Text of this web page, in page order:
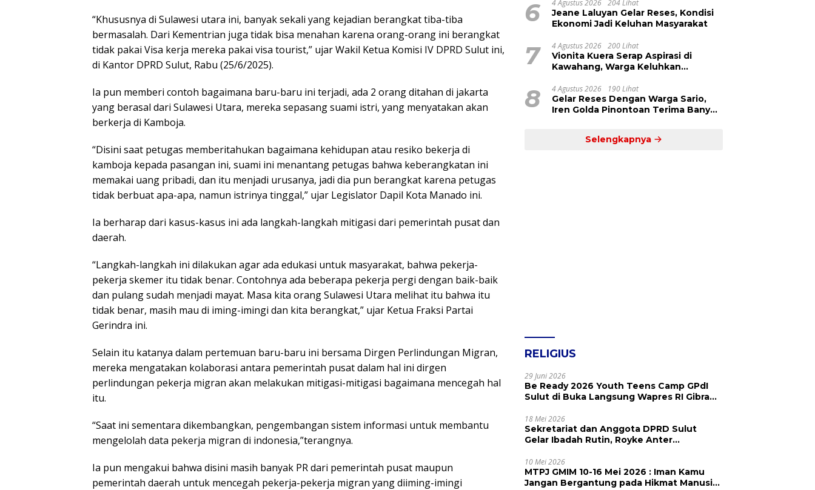
“Khususnya di Sulawesi utara ini, banyak sekali yang kejadian berangkat tiba-tiba
bermasalah. Dari Kementrian juga tidak bisa menahan karena orang-orang ini berangkat
tidak pakai Visa kerja mereka pakai visa tourist,” ujar Wakil Ketua Komisi IV DPRD Sulut ini,
di Kantor DPRD Sulut, Rabu (25/6/2025).
Ia pun memberi contoh bagaimana baru-baru ini terjadi, ada 2 orang ditahan di jakarta
yang berasal dari Sulawesi Utara, mereka sepasang suami istri, yang menyatakan akan
berkerja di Kamboja.
“Disini saat petugas memberitahukan bagaimana kehidupan atau resiko bekerja di
kamboja kepada pasangan ini, suami ini menantang petugas bahwa keberangkatan ini
memakai uang pribadi, dan itu menjadi urusanya, jadi dia pun berangkat karena petugas
tidak berbuat apa-apa, namun istrinya tinggal,” ujar Legislator Dapil Kota Manado ini.
Ia berharap dari kasus-kasus ini ada langkah-langkah mitigasi dari pemerintah pusat dan
daerah.
“Langkah-langkah ini dilakukan agar ada edukasi untuk masyarakat, bahwa pekerja-
pekerja skemer itu tidak benar. Contohnya ada beberapa pekerja pergi dengan baik-baik
dan pulang sudah menjadi mayat. Masa kita orang Sulawesi Utara melihat itu bahwa itu
tidak benar, masih mau di iming-imingi dan kita berangkat,” ujar Ketua Fraksi Partai
Gerindra ini.
Selain itu katanya dalam pertemuan baru-baru ini bersama Dirgen Perlindungan Migran,
mereka mengatakan kolaborasi antara pemerintah pusat dalam hal ini dirgen
perlindungan pekerja migran akan melakukan mitigasi-mitigasi bagaimana mencegah hal
itu.
“Saat ini sementara dikembangkan, pengembangan sistem informasi untuk membantu
mengelolah data pekerja migran di indonesia,”terangnya.
Ia pun mengakui bahwa disini masih banyak PR dari pemerintah pusat maupun
pemerintah daerah untuk mencegah pekerja-pekerja migran yang diiming-imingi
6 4 Agustus 2026 204 Lihat
Jeane Laluyan Gelar Reses, Kondisi
Ekonomi Jadi Keluhan Masyarakat
7 4 Agustus 2026 200 Lihat
Vionita Kuera Serap Aspirasi di
Kawahang, Warga Keluhkan
8 4 Agustus 2026 190 Lihat
Gelar Reses Dengan Warga Sario,
Iren Golda Pinontoan Terima Banyak
Selengkapnya
RELIGIUS
29 Juni 2026
Be Ready 2026 Youth Teens Camp GPdI
Sulut di Buka Langsung Wapres RI Gibran
Apresiasi Tinggi
18 Mei 2026
Sekretariat dan Anggota DPRD Sulut
Gelar Ibadah Rutin, Royke Anter
dan Pengingat
10 Mei 2026
MTPJ GMIM 10-16 Mei 2026 : Iman Kamu
Jangan Bergantung pada Hikmat Manusia,